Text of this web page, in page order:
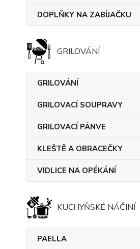
DOPLŇKY NA ZABÍJAČKU
GRILOVÁNÍ
GRILOVÁNÍ
GRILOVACÍ SOUPRAVY
GRILOVACÍ PÁNVE
KLEŠTĚ A OBRACEČKY
VIDLICE NA OPÉKÁNÍ
KUCHYŇSKÉ NÁČINÍ
PAELLA